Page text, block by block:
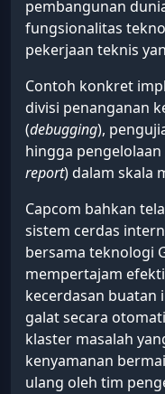
pembangunan
fungsionalitas
pekerjaan teknis
Contoh konkret
divisi penanganan
(debugging),
hingga
report) dalam skala
Capcom bahkan
sistem cerdas
bersama teknologi
mempertajam
kecerdasan buatan
galat secara
klaster masalah
kenyamanan
ulang oleh tim